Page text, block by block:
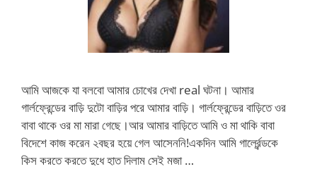
আমি আজকে যা বলবো আমার চোখের দেখা real ঘটনা। আমার
গার্লফ্রেন্ডের বাড়ি দুটো বাড়ির পরে আমার বাড়ি। গার্লফ্রেন্ডের বাড়িতে ওর
বাবা থাকে ওর মা মারা গেছে।আর আমার বাড়িতে আমি ও মা থাকি বাবা
বিদেশে কাজ করেন ২বছর হয়ে গেল আসেননি!একদিন আমি গার্ল্রেন্ডকে
কিস করতে করতে দুধে হাত দিলাম সেই মজা …